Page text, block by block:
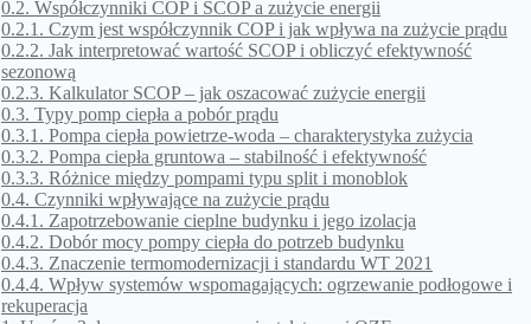
0.2. Współczynniki COP i SCOP a zużycie energii
0.2.1. Czym jest współczynnik COP i jak wpływa na zużycie prądu
0.2.2. Jak interpretować wartość SCOP i obliczyć efektywność
sezonową
0.2.3. Kalkulator SCOP – jak oszacować zużycie energii
0.3. Typy pomp ciepła a pobór prądu
0.3.1. Pompa ciepła powietrze-woda – charakterystyka zużycia
0.3.2. Pompa ciepła gruntowa – stabilność i efektywność
0.3.3. Różnice między pompami typu split i monoblok
0.4. Czynniki wpływające na zużycie prądu
0.4.1. Zapotrzebowanie cieplne budynku i jego izolacja
0.4.2. Dobór mocy pompy ciepła do potrzeb budynku
0.4.3. Znaczenie termomodernizacji i standardu WT 2021
0.4.4. Wpływ systemów wspomagających: ogrzewanie podłogowe i
rekuperacja